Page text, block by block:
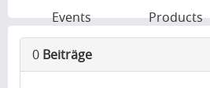
Events
Products
0 Beiträge